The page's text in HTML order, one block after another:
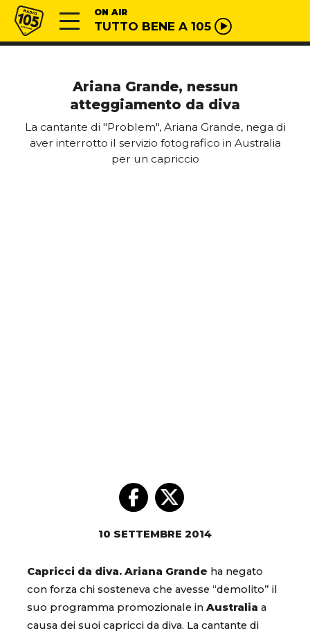
Vai al contenuto
Radio 105 ON AIR
TUTTO BENE A 105
Ariana Grande, nessun
atteggiamento da diva
La cantante di "Problem", Ariana Grande, nega di
aver interrotto il servizio fotografico in Australia
per un capriccio
10 SETTEMBRE 2014
Capricci da diva. Ariana Grande ha negato
con forza chi sosteneva che avesse “demolito” il
suo programma promozionale in Australia a
causa dei suoi capricci da diva. La cantante di